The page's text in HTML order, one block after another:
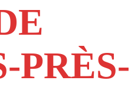
PRÈS-